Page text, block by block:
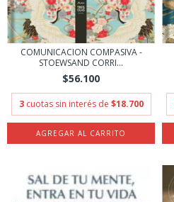
COMUNICACION COMPASIVA -
STOEWSAND CORRI...
$56.100
3 cuotas sin interés de $18.700